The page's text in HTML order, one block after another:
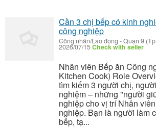
Cần 3 chị bếp có kinh
công nghiệp
Công nhân/Lao động -Quận 9
2026/07/15Check with seller
Nhân viên Bếp ăn Công
Kitchen Cook) Role
tìm kiếm 3 người chị,
nghiệm – những "người
nghiệp cho vị trí Nhân
nghiệp. Bạn là người làm
bếp, tạ...